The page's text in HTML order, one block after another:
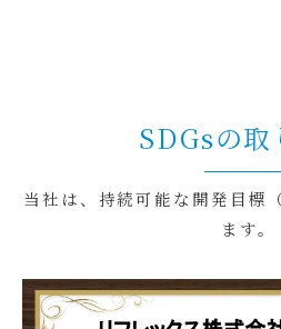
SDGsの取
当社は、持続可能な開発目標
ます。